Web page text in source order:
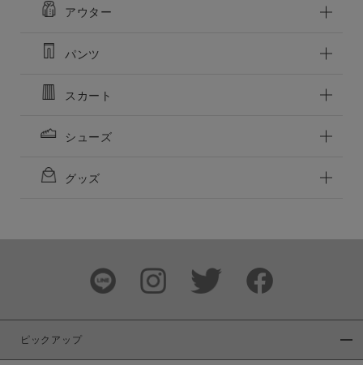
アウター
パンツ
スカート
シューズ
グッズ
ピックアップ